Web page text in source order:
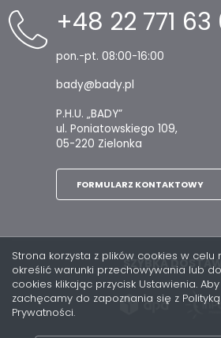
+48 22 771 63
pon.-pt. 08:00-16:00
bady@bady.pl
P.H.U. „BADY”
ul. Poniatowskiego 109,
05-220 Zielonka
FORMULARZ KONTAKTOWY
SZYBKA
Strona korzysta z plików cookies w celu
określić warunki przechowywania lub
cookies klikając przycisk Ustawienia.
zachęcamy do zapoznania się z
Prywatności.